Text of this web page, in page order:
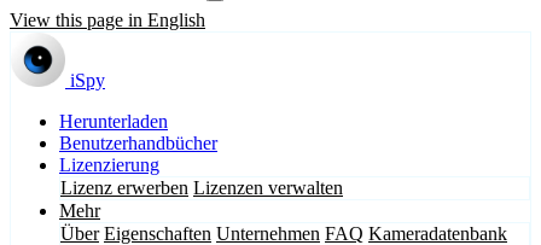
View this page in English
iSpy
Herunterladen
Benutzerhandbücher
Lizenzierung
Lizenz erwerben Lizenzen verwalten
Mehr
Über Eigenschaften Unternehmen FAQ Kameradatenbank